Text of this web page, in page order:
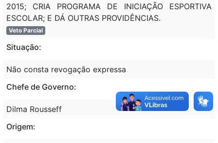
2015; CRIA PROGRAMA DE INICIAÇÃO ESPORTIVA
ESCOLAR; E DÁ OUTRAS PROVIDÊNCIAS.
Veto Parcial
Situação:
Não consta revogação expressa
Chefe de Governo:
Dilma Rousseff
Origem: